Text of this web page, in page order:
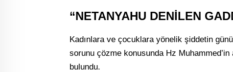
“NETANYAHU DENİLEN
Kadınlara ve çocuklara yönelik şiddetin
sorunu çözme konusunda Hz
bulundu.